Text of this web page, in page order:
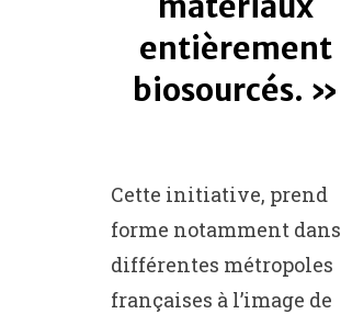
entièrement
biosourcés.
Cette initiative, prend
forme notamment dans
différentes métropoles
françaises à l’image de